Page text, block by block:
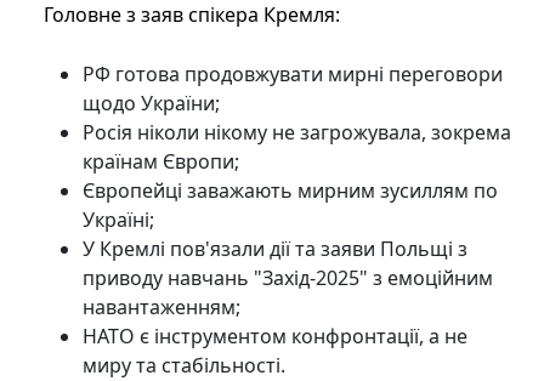
Головне з заяв спікера Кремля:
РФ готова продовжувати мирні переговори
щодо України;
Росія ніколи нікому не загрожувала, зокрема
країнам Європи;
Європейці заважають мирним зусиллям по
Україні;
У Кремлі пов'язали дії та заяви Польщі з
приводу навчань "Захід-2025" з емоційним
навантаженням;
НАТО є інструментом конфронтації, а не
миру та стабільності.